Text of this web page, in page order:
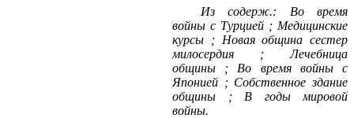
Из содерж.: Во время
войны с Турцией ; Медицинские
курсы ; Новая община сестер
милосердия ; Лечебница
общины ; Во время войны с
Японией ; Собственное здание
общины ; В годы мировой
войны.